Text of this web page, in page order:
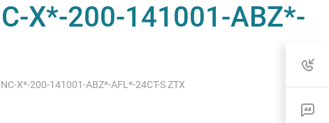
X*-200-141001-ABZ*-
X*-200-141001-ABZ*-AFL*-24CT-S ZTX